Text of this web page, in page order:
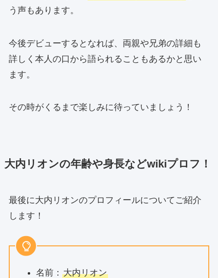
う声もあります。
今後デビューするとなれば、両親や兄弟の詳細も
詳しく本人の口から語られることもあるかと思い
ます。
その時がくるまで楽しみに待っていましょう！
大内リオンの年齢や身長などwikiプロフ！
最後に大内リオンのプロフィールについてご紹介
します！
名前： 大内リオン